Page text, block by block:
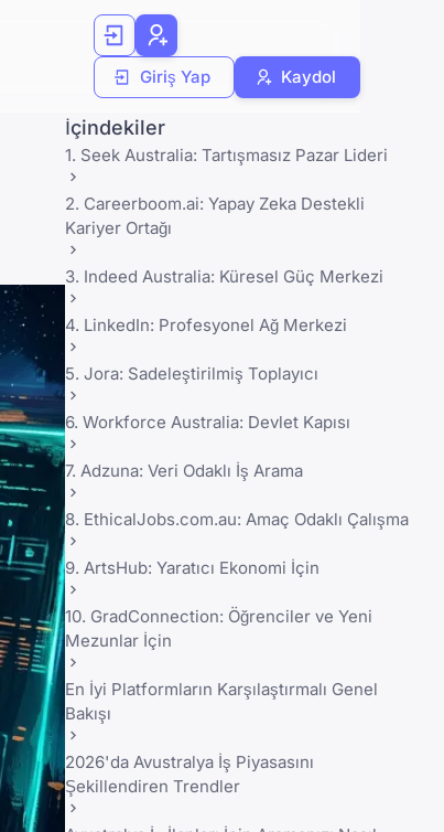
Giriş Yap Kaydol
İçindekiler
1. Seek Australia: Tartışmasız Pazar Lideri
2. Careerboom.ai: Yapay Zeka Destekli
Kariyer Ortağı
3. Indeed Australia: Küresel Güç Merkezi
4. LinkedIn: Profesyonel Ağ Merkezi
5. Jora: Sadeleştirilmiş Toplayıcı
6. Workforce Australia: Devlet Kapısı
7. Adzuna: Veri Odaklı İş Arama
8. EthicalJobs.com.au: Amaç Odaklı Çalışma
9. ArtsHub: Yaratıcı Ekonomi İçin
10. GradConnection: Öğrenciler ve Yeni
Mezunlar İçin
En İyi Platformların Karşılaştırmalı Genel
Bakışı
2026'da Avustralya İş Piyasasını
Şekillendiren Trendler